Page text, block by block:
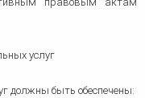
услуг
должны быть обеспечены: